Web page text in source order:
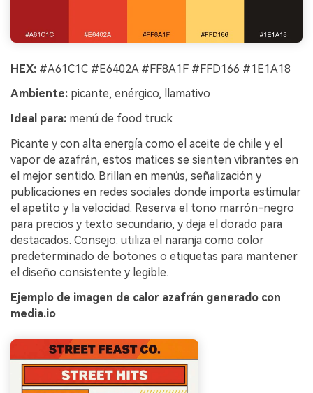
HEX: #A61C1C #E6402A #FF8A1F #FFD166 #1E1A18
Ambiente: picante, enérgico, llamativo
Ideal para: menú de food truck
Picante y con alta energía como el aceite de chile y el
vapor de azafrán, estos matices se sienten vibrantes en
el mejor sentido. Brillan en menús, señalización y
publicaciones en redes sociales donde importa estimular
el apetito y la velocidad. Reserva el tono marrón-negro
para precios y texto secundario, y deja el dorado para
destacados. Consejo: utiliza el naranja como color
predeterminado de botones o etiquetas para mantener
el diseño consistente y legible.
Ejemplo de imagen de calor azafrán generado con
media.io